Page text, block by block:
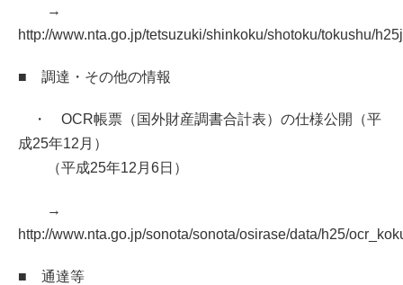
→
http://www.nta.go.jp/tetsuzuki/shinkoku/shotoku/tokushu/
■ 調達・その他の情報
・ OCR帳票（国外財産調書合計表）の仕様公開（平
成25年12月）
（平成25年12月6日）
→
http://www.nta.go.jp/sonota/sonota/osirase/data/h25/
■ 通達等